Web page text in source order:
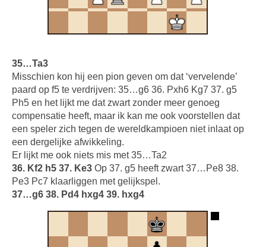
35…Ta3
Misschien kon hij een pion geven om dat ‘vervelende’
paard op f5 te verdrijven: 35…g6 36. Pxh6 Kg7 37. g5
Ph5 en het lijkt me dat zwart zonder meer genoeg
compensatie heeft, maar ik kan me ook voorstellen dat
een speler zich tegen de wereldkampioen niet inlaat op
een dergelijke afwikkeling.
Er lijkt me ook niets mis met 35…Ta2
36. Kf2 h5 37. Ke3 Op 37. g5 heeft zwart 37…Pe8 38.
Pe3 Pc7 klaarliggen met gelijkspel.
37…g6 38. Pd4 hxg4 39. hxg4